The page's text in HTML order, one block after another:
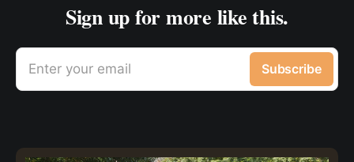
Sign up for more like this.
Enter your email Subscribe